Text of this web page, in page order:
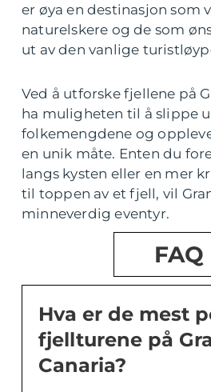
er øya en destinasjon som
naturelskere og de som
ut av den vanlige
Ved å utforske fjellene på
ha muligheten til å slippe
folkemengdene og
en unik måte. Enten du
langs kysten eller en mer
til toppen av et fjell, vil
minneverdig eventyr.
FAQ
Hva er de mest
fjellturene på
Canaria?